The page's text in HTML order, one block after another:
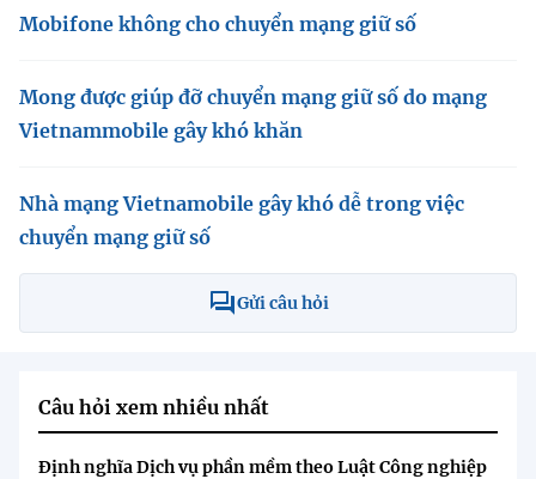
Mobifone không cho chuyển mạng giữ số
Mong được giúp đỡ chuyển mạng giữ số do mạng
Vietnammobile gây khó khăn
Nhà mạng Vietnamobile gây khó dễ trong việc
chuyển mạng giữ số
Gửi câu hỏi
Câu hỏi xem nhiều nhất
Định nghĩa Dịch vụ phần mềm theo Luật Công nghiệp